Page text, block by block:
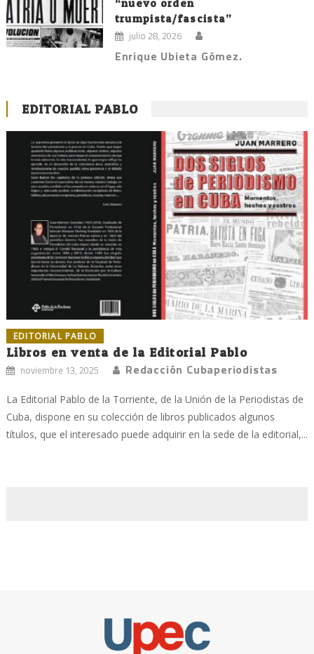
“nuevo orden
trumpista/fascista”
julio 28, 2026
Enrique Ubieta Gómez.
EDITORIAL PABLO
EDITORIAL PABLO
Libros en venta de la Editorial Pablo
noviembre 13, 2025 Redacción Cubaperiodistas
La Editorial Pablo de la Torriente, de la Unión de la Periodistas de
Cuba, dispone en su colección de libros publicados algunos
títulos, que el interesado puede adquirir en la sede de la editorial,...